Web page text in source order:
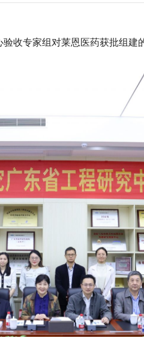
专家组对莱恩医药获批组建